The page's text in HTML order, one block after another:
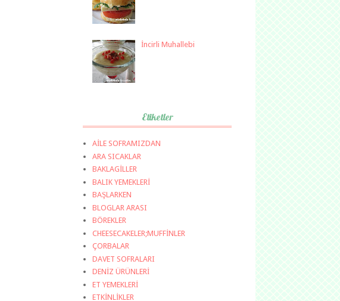
İncirli Muhallebi
Etiketler
AİLE SOFRAMIZDAN
ARA SICAKLAR
BAKLAGİLLER
BALIK YEMEKLERİ
BAŞLARKEN
BLOGLAR ARASI
BÖREKLER
CHEESECAKELER;MUFFİNLER
ÇORBALAR
DAVET SOFRALARI
DENİZ ÜRÜNLERİ
ET YEMEKLERİ
ETKİNLİKLER